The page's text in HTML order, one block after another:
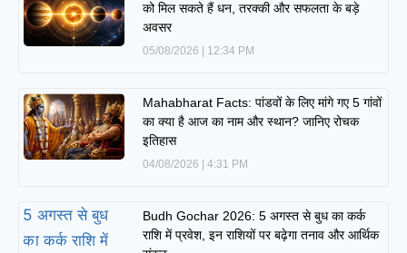
को मिल सकते हैं धन, तरक्की और सफलता के बड़े
अवसर
05/08/2026 12:34 PM
Mahabharat Facts: पांडवों के लिए मांगे गए 5 गांवों
का क्या है आज का नाम और स्थान? जानिए रोचक
इतिहास
04/08/2026 4:31 PM
Budh Gochar 2026: 5 अगस्त से बुध का कर्क
राशि में प्रवेश, इन राशियों पर बढ़ेगा तनाव और आर्थिक